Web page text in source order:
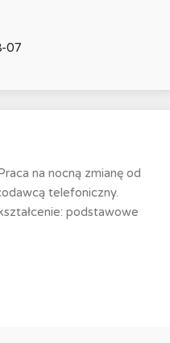
07
na nocną zmianę od
telefoniczny.
podstawowe